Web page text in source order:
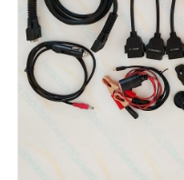
Сканер
Балансировочная машина
Другой